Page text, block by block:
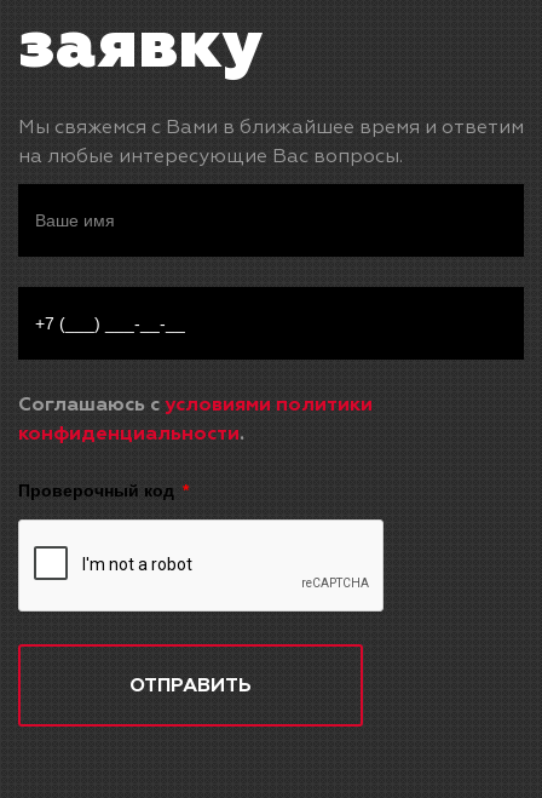
заявку
Мы свяжемся с Вами в ближайшее время и ответим
на любые интересующие Вас вопросы.
Соглашаюсь с условиями политики
конфиденциальности.
Проверочный код
ОТПРАВИТЬ